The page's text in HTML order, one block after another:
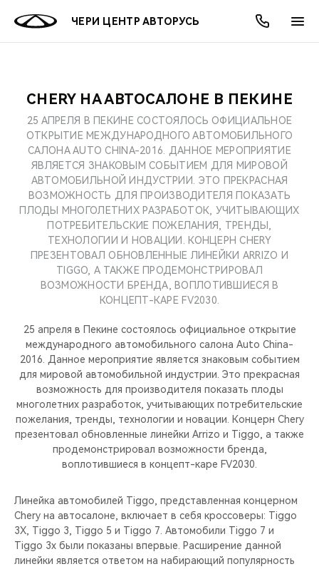
ЧЕРИ ЦЕНТР АВТОРУСЬ
МОДЕЛИ
ВСЕ МОДЕЛИ
КРОССОВЕРЫ
СЕДАНЫ
НОВИНКИ
ПОКУПАТЕЛЯМ
ВЫБОР И ПОКУПКА
КРЕДИТ И СТРАХОВАНИЕ
ВЛАДЕЛЬЦАМ
СЕРВИС
ЗАПЧАСТИ И АКСЕССУАРЫ
ПОДДЕРЖКА
МИР CHERY
АКСЕССУАРЫ
О БРЕНДЕ
CHERY В СОЦСЕТЯХ
БЛАГОТВОРИТЕЛЬНОСТЬ
CHERY И СПОРТ
НАШИ МЕРОПРИЯТИЯ
ВИДЕООБЗОРЫ
CHERY ДЛЯ ДЕТЕЙ
АКЦИИ
ВЫГОДЫ И АКЦИИ
ОНЛАЙН СЕРВИСЫ
ВЫБОР И ПОКУПКА
КРЕДИТ
О КОМПАНИИ
О НАС
МЫ В СОЦСЕТЯХ
CHERY НА АВТОСАЛОНЕ В ПЕКИНЕ
25 АПРЕЛЯ В ПЕКИНЕ СОСТОЯЛОСЬ ОФИЦИАЛЬНОЕ
ОТКРЫТИЕ МЕЖДУНАРОДНОГО АВТОМОБИЛЬНОГО
САЛОНА AUTO CHINA-2016. ДАННОЕ МЕРОПРИЯТИЕ
ЯВЛЯЕТСЯ ЗНАКОВЫМ СОБЫТИЕМ ДЛЯ МИРОВОЙ
АВТОМОБИЛЬНОЙ ИНДУСТРИИ. ЭТО ПРЕКРАСНАЯ
ВОЗМОЖНОСТЬ ДЛЯ ПРОИЗВОДИТЕЛЯ ПОКАЗАТЬ
ПЛОДЫ МНОГОЛЕТНИХ РАЗРАБОТОК, УЧИТЫВАЮЩИХ
ПОТРЕБИТЕЛЬСКИЕ ПОЖЕЛАНИЯ, ТРЕНДЫ,
ТЕХНОЛОГИИ И НОВАЦИИ. КОНЦЕРН CHERY
ПРЕЗЕНТОВАЛ ОБНОВЛЕННЫЕ ЛИНЕЙКИ ARRIZO И
TIGGO, А ТАКЖЕ ПРОДЕМОНСТРИРОВАЛ
ВОЗМОЖНОСТИ БРЕНДА, ВОПЛОТИВШИЕСЯ В
КОНЦЕПТ-КАРЕ FV2030.
25 апреля в Пекине состоялось официальное открытие
международного автомобильного салона Auto China-
2016. Данное мероприятие является знаковым событием
для мировой автомобильной индустрии. Это прекрасная
возможность для производителя показать плоды
многолетних разработок, учитывающих потребительские
пожелания, тренды, технологии и новации. Концерн Chery
презентовал обновленные линейки Arrizo и Tiggo, а также
продемонстрировал возможности бренда,
воплотившиеся в концепт-каре FV2030.
Линейка автомобилей Tiggo, представленная концерном
Chery на автосалоне, включает в себя кроссоверы: Tiggo
3X, Tiggo 3, Tiggo 5 и Tiggo 7. Автомобили Tiggo 7 и
Tiggo 3x были показаны впервые. Расширение данной
линейки является ответом на набирающий популярность